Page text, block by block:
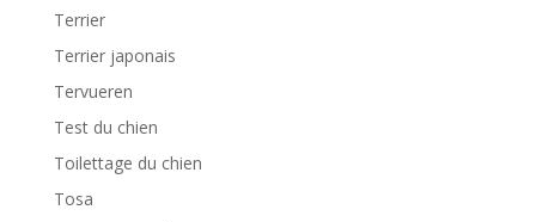
Terrier
Terrier japonais
Tervueren
Test du chien
Toilettage du chien
Tosa